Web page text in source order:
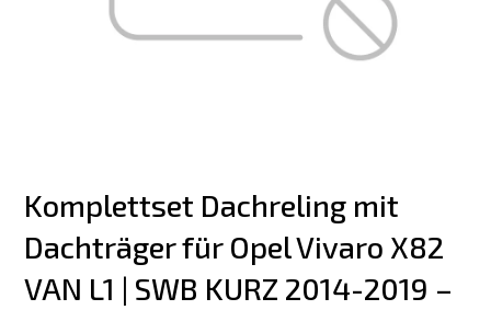
Komplettset Dachreling mit
Dachträger für Opel Vivaro X82
VAN L1 | SWB KURZ 2014-2019 –